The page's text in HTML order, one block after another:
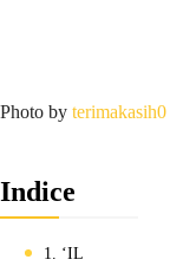
Photo by terimakasih0
Indice
1. ‘IL